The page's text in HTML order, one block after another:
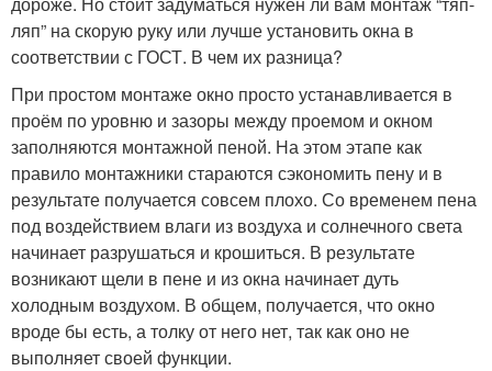
ляп” на скорую руку или лучше установить окна в
соответствии с ГОСТ. В чем их разница?
При простом монтаже окно просто устанавливается в
проём по уровню и зазоры между проемом и окном
заполняются монтажной пеной. На этом этапе как
правило монтажники стараются сэкономить пену и в
результате получается совсем плохо. Со временем пена
под воздействием влаги из воздуха и солнечного света
начинает разрушаться и крошиться. В результате
возникают щели в пене и из окна начинает дуть
холодным воздухом. В общем, получается, что окно
вроде бы есть, а толку от него нет, так как оно не
выполняет своей функции.